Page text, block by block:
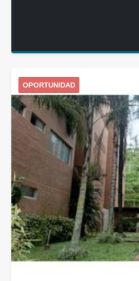
OPORTUNIDAD